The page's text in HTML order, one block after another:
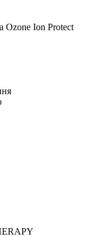
Ozone Ion Protect